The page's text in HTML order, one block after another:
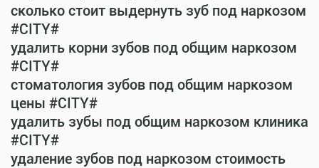
сколько стоит выдернуть зуб под наркозом
#CITY#
удалить корни зубов под общим наркозом
#CITY#
стоматология зубов под общим наркозом
цены #CITY#
удалить зубы под общим наркозом клиника
#CITY#
удаление зубов под наркозом стоимость